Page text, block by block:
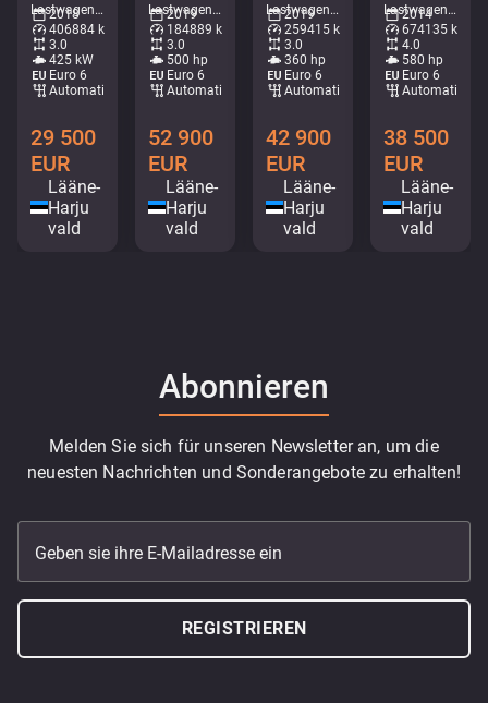
Lastwagen - Chassis • M435-3734
2018
406884 km
3.0
425 kW
Euro 6
Automatisch
29 500
EUR
Lääne-
Harju
vald
Lastwagen - Chassis • M146-3344
2019
184889 km
3.0
500 hp
Euro 6
Automatisch
52 900
EUR
Lääne-
Harju
vald
Lastwagen - Kipper • M621-7975
2019
259415 km
3.0
360 hp
Euro 6
Automatisch
42 900
EUR
Lääne-
Harju
vald
Lastwagen - Kipper • M788-1421
2014
674135 km
4.0
580 hp
Euro 6
Automatisch
38 500
EUR
Lääne-
Harju
vald
Abonnieren
Melden Sie sich für unseren Newsletter an, um die
neuesten Nachrichten und Sonderangebote zu erhalten!
Geben sie ihre E-Mailadresse ein
REGISTRIEREN